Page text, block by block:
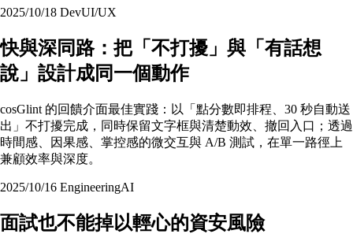
2025/10/18 DevUI/UX
快與深同路：把「不打擾」與「有話想
說」設計成同一個動作
cosGlint 的回饋介面最佳實踐：以「點分數即排程、30 秒自動送
出」不打擾完成，同時保留文字框與清楚動效、撤回入口；透過
時間感、因果感、掌控感的微交互與 A/B 測試，在單一路徑上
兼顧效率與深度。
2025/10/16 EngineeringAI
面試也不能掉以輕心的資安風險